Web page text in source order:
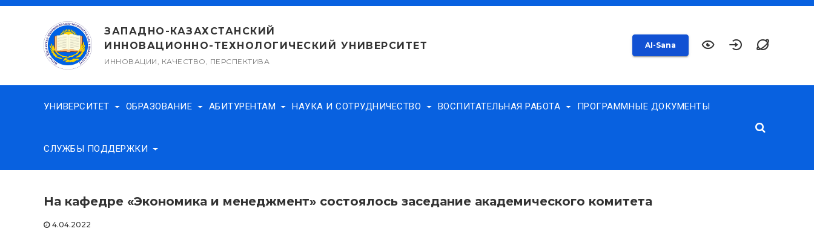
Перейти
содержимому
ЗАПАДНО-КАЗАХСТАНСКИЙ
ИННОВАЦИОННО-ТЕХНОЛОГИЧЕСКИЙ УНИВЕРСИТЕТ
ИННОВАЦИИ, КАЧЕСТВО, ПЕРСПЕКТИВА
AI-Sana
УНИВЕРСИТЕТ ОБРАЗОВАНИЕ АБИТУРЕНТАМ НАУКА И СОТРУДНИЧЕСТВО ВОСПИТАТЕЛЬНАЯ РАБОТА ПРОГРАММНЫЕ ДОКУМЕНТЫ
СЛУЖБЫ ПОДДЕРЖКИ
На кафедре «Экономика и менеджмент» состоялось заседание академического комитета
4.04.2022